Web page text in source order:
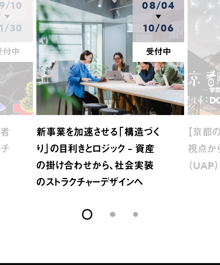
10
30
付中
08/04
10/06
受付中
新事業を加速させる「構造づく
り」の目利きとロジック – 資産
の掛け合わせから、社会実装
のストラクチャーデザインへ
【京都
視点か
（UAP